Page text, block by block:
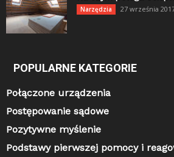
Narzędzia 27 września
POPULARNE KATEGORIE
Połączone urządzenia
Postępowanie sądowe
Pozytywne myślenie
Podstawy pierwszej pomocy i